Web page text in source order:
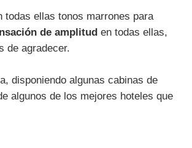
todas ellas tonos marrones para
de amplitud en todas ellas,
de agradecer.
disponiendo algunas cabinas de
algunos de los mejores hoteles que